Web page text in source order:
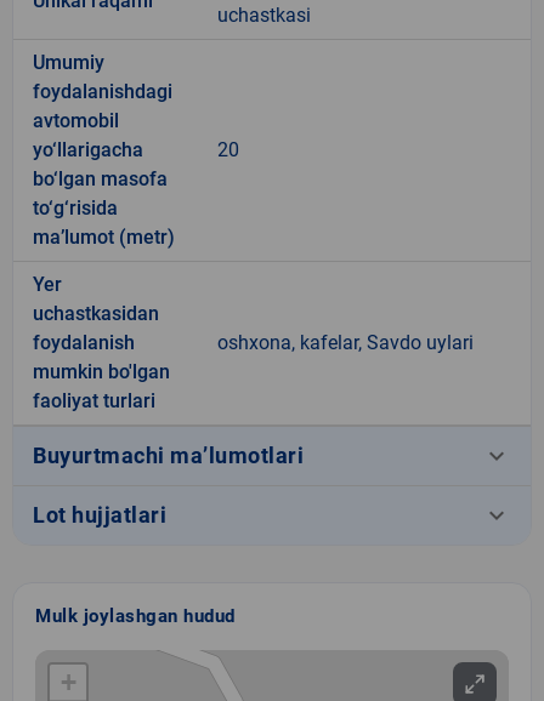
uchastkasi
Umumiy
foydalanishdagi
avtomobil
yo‘llarigacha
bo‘lgan masofa
to‘g‘risida
ma’lumot (metr)
20
Yer
uchastkasidan
foydalanish
mumkin bo'lgan
faoliyat turlari
oshxona, kafelar, Savdo uylari
Buyurtmachi ma’lumotlari keyboard_arrow_down
Lot hujjatlari keyboard_arrow_down
Mulk joylashgan hudud
+